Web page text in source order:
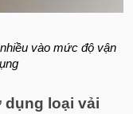
vào mức độ vận
dụng loại vải